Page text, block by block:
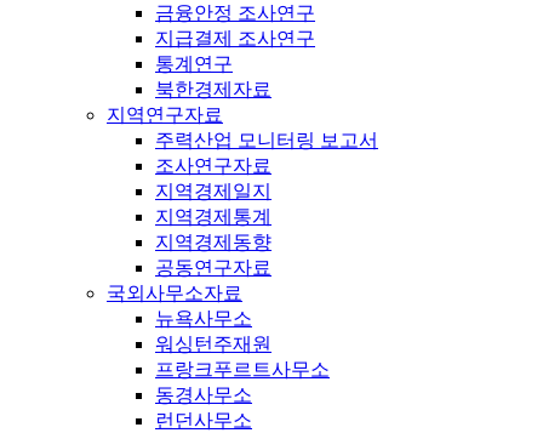
금융안정 조사연구
지급결제 조사연구
통계연구
북한경제자료
지역연구자료
주력산업 모니터링 보고서
조사연구자료
지역경제일지
지역경제통계
지역경제동향
공동연구자료
국외사무소자료
뉴욕사무소
워싱턴주재원
프랑크푸르트사무소
동경사무소
런던사무소